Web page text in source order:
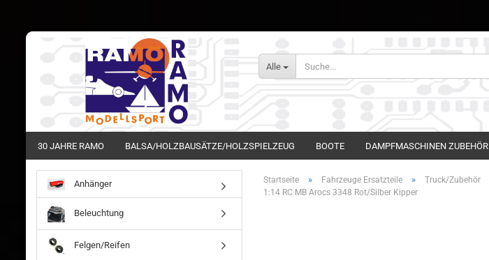
Alle
30 JAHRE RAMO BALSA/HOLZBAUSÄTZE/HOLZSPIELZEUG BOOTE DAMPFMASCHINEN ZUBEHÖR
Startseite » Fahrzeuge Ersatzteile » Truck/Zubehör
1:14 RC MB Arocs 3348 Rot/Silber Kipper
Anhänger
Beleuchtung
Felgen/Reifen